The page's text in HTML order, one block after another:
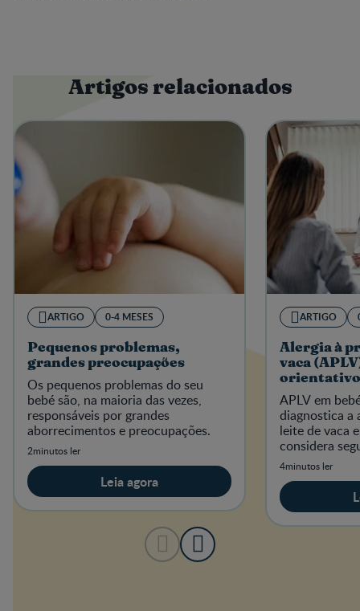
Artigos relacionados
ARTIGO 0-4 MESES
Pequenos problemas,
grandes preocupações
Os pequenos problemas do seu
bebé são, na maioria das vezes,
responsáveis por grandes
aborrecimentos e preocupações.
2minutos ler
Leia agora
ARTIGO
Alergia à
vaca
orientativo
APLV em
diagnostica a
leite de vaca
considera
DRACMA e
4minutos ler